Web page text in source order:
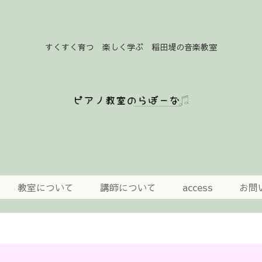
すくすく育つ 楽しく学ぶ 稲田堤の音楽教室
教室について 講師について access お問